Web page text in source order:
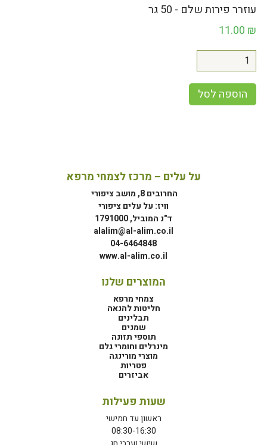
עוזרר פירות שלם - 50 גר
11.00 ₪
הוספה לסל
על עלים – מרכז לצמחי מרפא
החרובים 8, מושב ציפורי
וויז: על עלים ציפורי
ד"נ המוביל, 1791000
alalim@al-alim.co.il
04-6464848
www.al-alim.co.il
המוצרים שלנו
צמחי מרפא
חליטות להנאה
תבלינים
שמנים
תוספי תזונה
מינרלים וחומרי גלם
מוצרי מורינגה
פטריות
אביזרים
שעות פעילות
ראשון עד חמישי
08:30-16:30